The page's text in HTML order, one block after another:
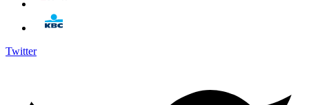
Twitter